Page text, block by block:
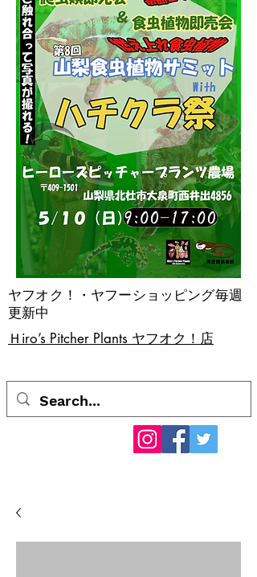
​Ｈiro’s Pitcher Plants ヤフオク！店
ヤフオク！・ヤフーショッピング毎週
更新中